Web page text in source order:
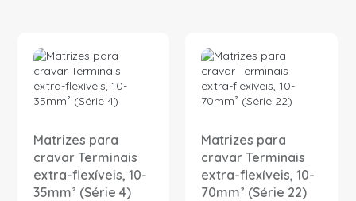
Matrizes para
cravar Terminais
extra-flexíveis, 10-
35mm² (Série 4)
Matrizes para
cravar Terminais
extra-flexíveis, 10-
70mm² (Série 22)